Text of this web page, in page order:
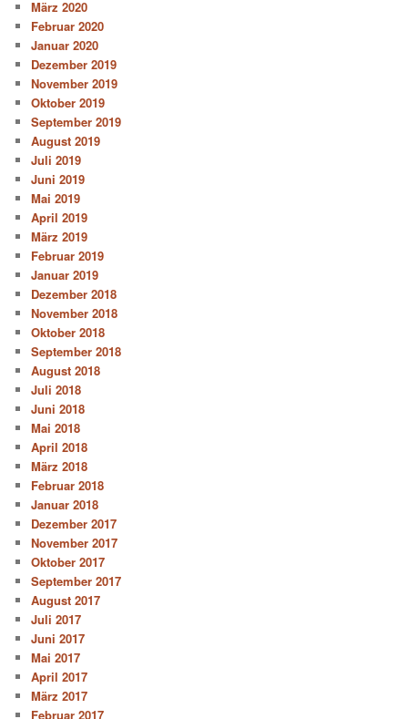
März 2020
Februar 2020
Januar 2020
Dezember 2019
November 2019
Oktober 2019
September 2019
August 2019
Juli 2019
Juni 2019
Mai 2019
April 2019
März 2019
Februar 2019
Januar 2019
Dezember 2018
November 2018
Oktober 2018
September 2018
August 2018
Juli 2018
Juni 2018
Mai 2018
April 2018
März 2018
Februar 2018
Januar 2018
Dezember 2017
November 2017
Oktober 2017
September 2017
August 2017
Juli 2017
Juni 2017
Mai 2017
April 2017
März 2017
Februar 2017